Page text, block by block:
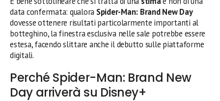
data confermata: qualora Spider-Man: Brand New Day
dovesse ottenere risultati particolarmente importanti al
botteghino, la finestra esclusiva nelle sale potrebbe essere
estesa, facendo slittare anche il debutto sulle piattaforme
digitali.
Perché Spider-Man: Brand New
Day arriverà su Disney+